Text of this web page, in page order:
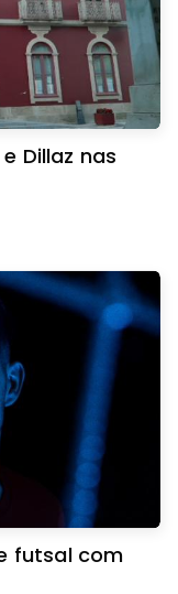
Dillaz nas
futsal com